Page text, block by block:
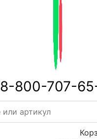
8-800-707-